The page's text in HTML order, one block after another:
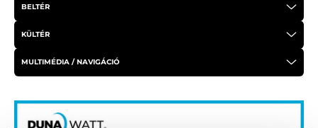
BELTÉR
KÜLTÉR
MULTIMÉDIA / NAVIGÁCIÓ